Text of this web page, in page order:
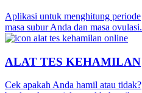
Aplikasi untuk menghitung periode
masa subur Anda dan masa ovulasi.
ALAT TES KEHAMILAN
Cek apakah Anda hamil atau tidak?